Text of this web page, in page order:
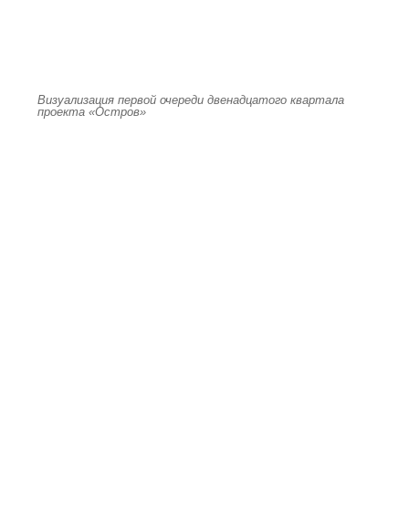
Визуализация первой очереди двенадцатого квартала
проекта «Остров»